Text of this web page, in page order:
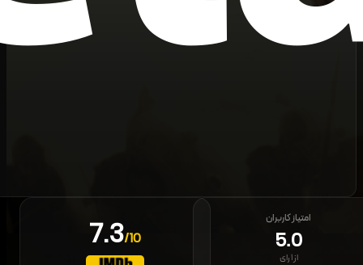
7.3/10
امتیاز کاربران
5.0
از۱رای